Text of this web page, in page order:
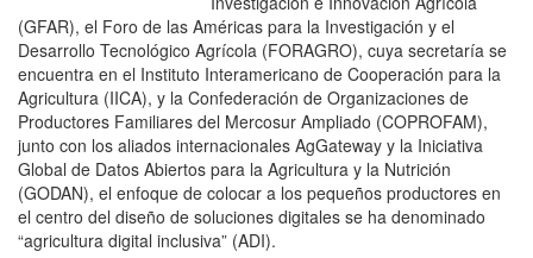
(GFAR), el Foro de las Américas para la Investigación y el
Desarrollo Tecnológico Agrícola (FORAGRO), cuya secretaría se
encuentra en el Instituto Interamericano de Cooperación para la
Agricultura (IICA), y la Confederación de Organizaciones de
Productores Familiares del Mercosur Ampliado (COPROFAM),
junto con los aliados internacionales AgGateway y la Iniciativa
Global de Datos Abiertos para la Agricultura y la Nutrición
(GODAN), el enfoque de colocar a los pequeños productores en
el centro del diseño de soluciones digitales se ha denominado
“agricultura digital inclusiva” (ADI).